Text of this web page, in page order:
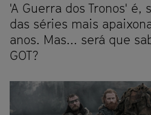
'A Guerra dos Tronos' é,
das séries mais
anos. Mas... será que
GOT?